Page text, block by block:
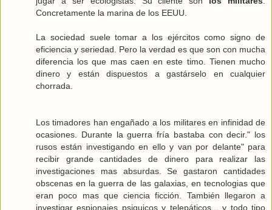
Concretamente la marina de los EEUU.
La sociedad suele tomar a los ejércitos como signo de
eficiencia y seriedad. Pero la verdad es que son con mucha
diferencia los que mas caen en este timo. Tienen mucho
dinero y están dispuestos a gastárselo en cualquier
chorrada.
Los timadores han engañado a los militares en infinidad de
ocasiones. Durante la guerra fría bastaba con decir." los
rusos están investigando en ello y van por delante" para
recibir grande cantidades de dinero para realizar las
investigaciones mas absurdas. Se gastaron cantidades
obscenas en la guerra de las galaxias, en tecnologias que
eran poco mas que ciencia ficción. También llegaron a
investigar espionajes psiquicos y telepáticos... y todo tipo